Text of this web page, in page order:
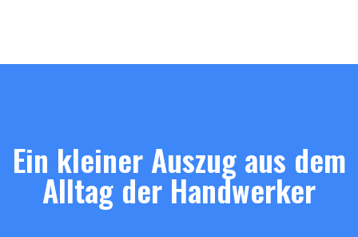
Ein kleiner Auszug aus dem
Alltag der Handwerker